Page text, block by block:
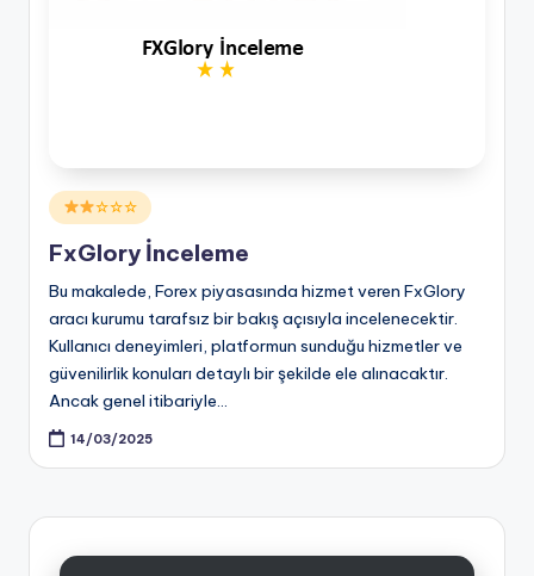
Posted
in
☆☆☆
FxGlory İnceleme
Bu makalede, Forex piyasasında hizmet veren FxGlory
aracı kurumu tarafsız bir bakış açısıyla incelenecektir.
Kullanıcı deneyimleri, platformun sunduğu hizmetler ve
güvenilirlik konuları detaylı bir şekilde ele alınacaktır.
Ancak genel itibariyle…
14/03/2025